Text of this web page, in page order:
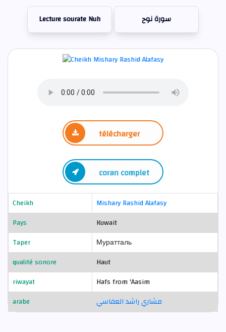
Lecture sourate Nuh سورة نوح
télécharger
coran complet
Cheikh
Mishary Rashid Alafasy
Pays
Kuwait
Taper
Муратталь
qualité sonore
Haut
riwayat
Hafs from 'Aasim
arabe
مشاري راشد العفاسي